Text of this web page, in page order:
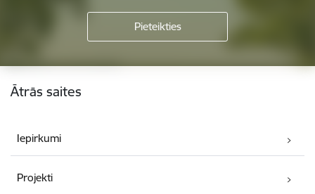
Kājene
Ātrās saites
Iepirkumi
Projekti